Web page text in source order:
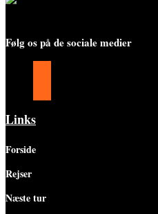
Følg os på de sociale medier
Links
Forside
Rejser
Næste tur